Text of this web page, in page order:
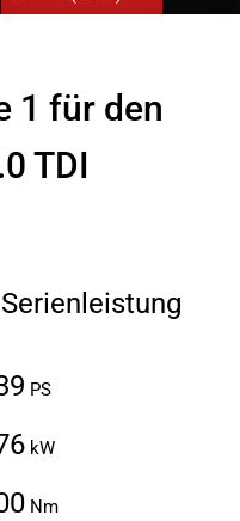
1 für den
TDI
Serienleistung
PS
kW
Nm